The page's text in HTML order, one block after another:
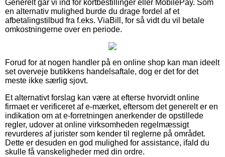
Generelt går vi ind for kortbestillinger eller MobilePay. Som
en alternativ mulighed burde du drage fordel af et
afbetalingstilbud fra f.eks. ViaBill, for så vidt du vil betale
omkostningerne over en periode.
Forud for at nogen handler på en online shop kan man ideelt
set overveje butikkens handelsaftale, dog er det for det
meste ikke særlig sjovt.
Et alternativt forslag kan være at efterse hvorvidt online
firmaet er verificeret af e-mærket, eftersom det generelt er en
indikation om at e-forretningen anerkender de opstillede
regler, udover at online virksomheden regelmæssigt
revurderes af jurister som kender til reglerne på området.
Dette er desuden en god mulighed for assistance, ifald du
skulle få vanskeligheder med din ordre.